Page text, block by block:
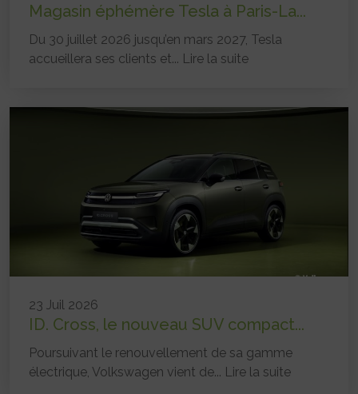
Magasin éphémère Tesla à Paris-La...
Du 30 juillet 2026 jusqu’en mars 2027, Tesla
accueillera ses clients et... Lire la suite
23 Juil 2026
ID. Cross, le nouveau SUV compact...
Poursuivant le renouvellement de sa gamme
électrique, Volkswagen vient de... Lire la suite